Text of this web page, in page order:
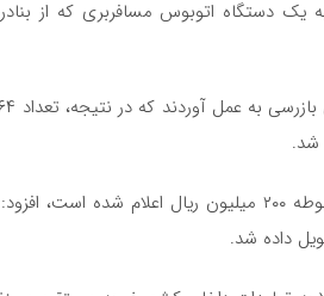
دستگاه اتوبوس مسافربری که از
وی با بیان اینکه ارزش این محموله کشف شده توسط کارشناسان مربوطه ۲۰۰ میلیون ریال اعلام
داده شد.